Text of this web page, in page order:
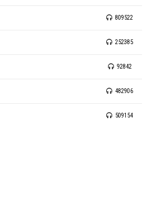
809522
252385
92842
482906
509154